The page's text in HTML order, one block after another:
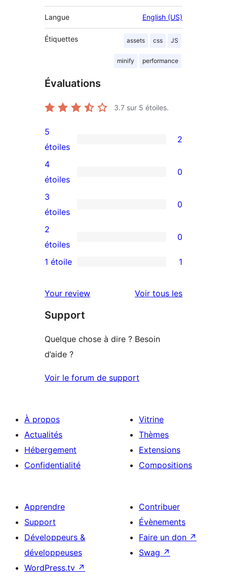
Langue English (US)
Étiquettes assets css JS
minify performance
Évaluations
3.7 sur 5 étoiles.
2
avis
à
5
étoiles
5
étoiles
2
0
avis
à
4
étoile
4
étoiles
0
0
avis
à
3
3
étoiles
0
0
avis
2
2
étoiles
0
à
1
1 étoile 1
Your review Voir tous lesavis
Support
Quelque chose à dire ? Besoin
d’aide ?
Voir le forum de support
À propos
Actualités
Hébergement
Confidentialité
Vitrine
Thèmes
Extensions
Compositions
Apprendre
Support
Développeurs &
développeuses
WordPress.tv ↗
Contribuer
Évènements
Faire un don ↗
Swag ↗